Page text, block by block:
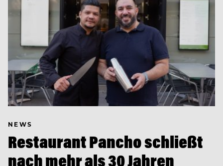
NEWS
Restaurant Pancho schließt
nach mehr als 30 Jahren